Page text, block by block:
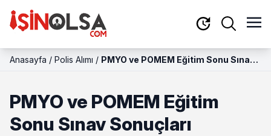
Anasayfa / Polis Alımı / PMYO ve POMEM Eğitim Sonu Sınav
PMYO ve POMEM Eğitim
Sonu Sınav Sonuçları